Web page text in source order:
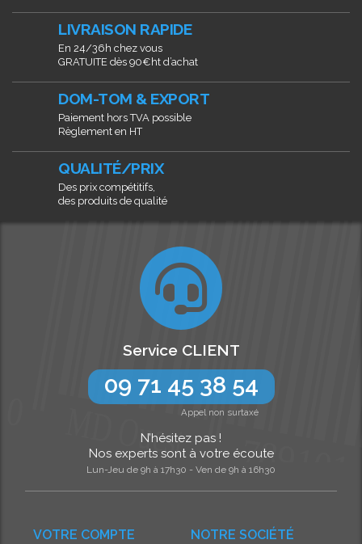
LIVRAISON RAPIDE
En 24/36h chez vous
GRATUITE dès 90€ht d’achat
DOM-TOM & EXPORT
Paiement hors TVA possible
Règlement en HT
QUALITÉ/PRIX
Des prix compétitifs,
des produits de qualité
NOTRE SOCIÉTÉ
VOTRE COMPTE
Service CLIENT
09 71 45 38 54
Appel non surtaxé
N’hésitez pas !
Nos experts sont à votre écoute
Lun-Jeu de 9h à 17h30 - Ven de 9h à 16h30